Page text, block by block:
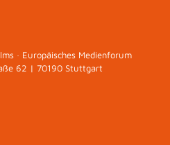
· Europäisches Medienforum
62 | 70190 Stuttgart